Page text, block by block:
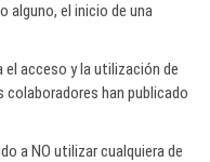
alguno, el inicio de una
acceso y la utilización de
han publicado
a NO utilizar cualquiera de